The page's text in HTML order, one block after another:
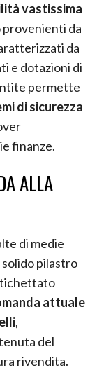
vastissima
provenienti da
da
e dotazioni di
permette
di sicurezza
finanze.
ALLA
di medie
pilastro
attuale
,
del
rivendita.